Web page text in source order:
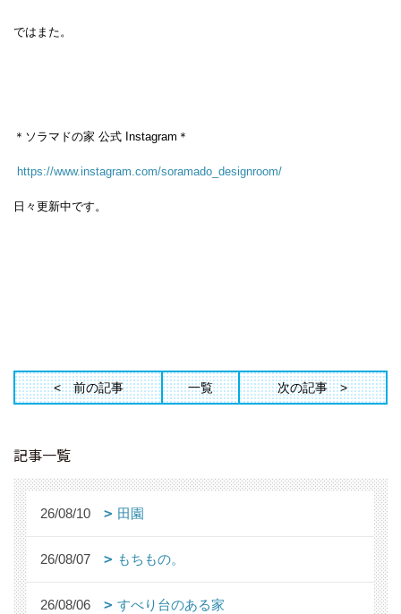
ではまた。
＊ソラマドの家 公式 Instagram＊
https://www.instagram.com/soramado_designroom/
日々更新中です。
前の記事 一覧 次の記事
記事一覧
26/08/10 田園
26/08/07 もちもの。
26/08/06 すべり台のある家